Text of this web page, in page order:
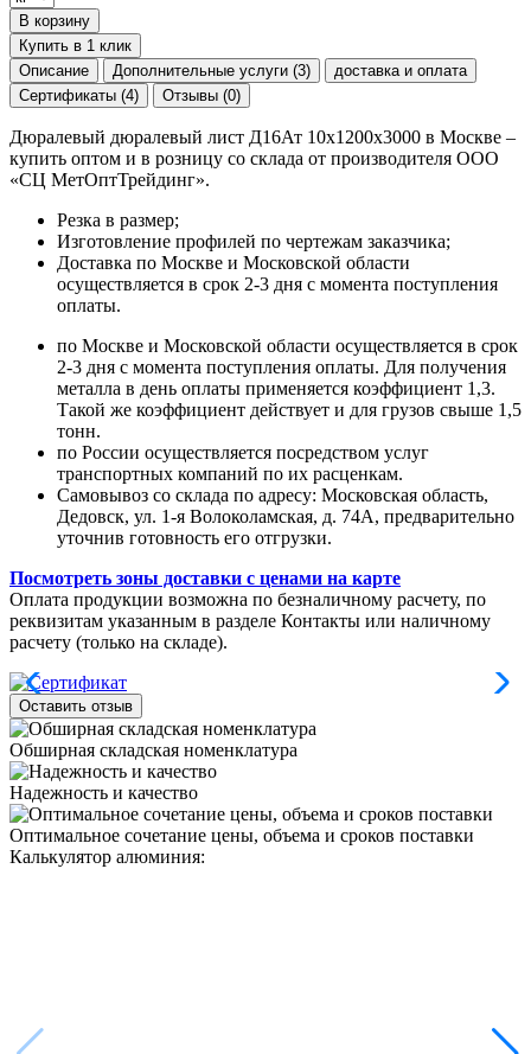
В корзину
Купить в 1 клик
Описание
Дополнительные услуги (3)
доставка и оплата
Сертификаты (4)
Отзывы (0)
Дюралевый дюралевый лист Д16Ат 10х1200х3000 в Москве –
купить оптом и в розницу со склада от производителя ООО
«СЦ МетОптТрейдинг».
Резка в размер;
Изготовление профилей по чертежам заказчика;
Доставка по Москве и Московской области
осуществляется в срок 2-3 дня с момента поступления
оплаты.
по Москве и Московской области осуществляется в срок
2-3 дня с момента поступления оплаты. Для получения
металла в день оплаты применяется коэффициент 1,3.
Такой же коэффициент действует и для грузов свыше 1,5
тонн.
по России осуществляется посредством услуг
транспортных компаний по их расценкам.
Самовывоз со склада по адресу: Московская область,
Дедовск, ул. 1-я Волоколамская, д. 74А, предварительно
уточнив готовность его отгрузки.
Посмотреть зоны доставки с ценами на карте
Оплата продукции возможна по безналичному расчету, по
реквизитам указанным в разделе Контакты или наличному
расчету (только на складе).
Оставить отзыв
Обширная складская номенклатура
Надежность и качество
Оптимальное сочетание цены, объема и сроков поставки
Калькулятор алюминия: